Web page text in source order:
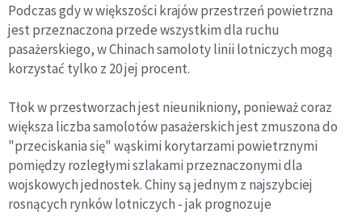
Podczas gdy w większości krajów przestrzeń powietrzna
jest przeznaczona przede wszystkim dla ruchu
pasażerskiego, w Chinach samoloty linii lotniczych mogą
korzystać tylko z 20 jej procent.
Tłok w przestworzach jest nieunikniony, ponieważ coraz
większa liczba samolotów pasażerskich jest zmuszona do
"przeciskania się" wąskimi korytarzami powietrznymi
pomiędzy rozległymi szlakami przeznaczonymi dla
wojskowych jednostek. Chiny są jednym z najszybciej
rosnących rynków lotniczych - jak prognozuje